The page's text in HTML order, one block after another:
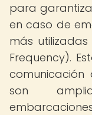
para
en caso de
más utilizadas
Frequency).
son